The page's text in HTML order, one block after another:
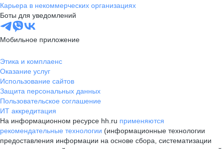
Карьера в некоммерческих организациях
Боты для уведомлений
Мобильное приложение
Этика и комплаенс
Оказание услуг
Использование сайтов
Защита персональных данных
Пользовательское соглашение
ИТ аккредитация
На информационном ресурсе hh.ru применяются
рекомендательные технологии (информационные технологии
предоставления информации на основе сбора, систематизации